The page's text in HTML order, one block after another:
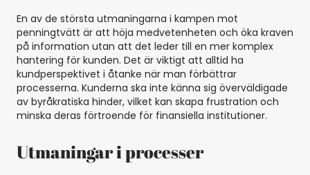
En av de största utmaningarna i kampen mot
penningtvätt är att höja medvetenheten och öka kraven
på information utan att det leder till en mer komplex
hantering för kunden. Det är viktigt att alltid ha
kundperspektivet i åtanke när man förbättrar
processerna. Kunderna ska inte känna sig överväldigade
av byråkratiska hinder, vilket kan skapa frustration och
minska deras förtroende för finansiella institutioner.
Utmaningar i processer